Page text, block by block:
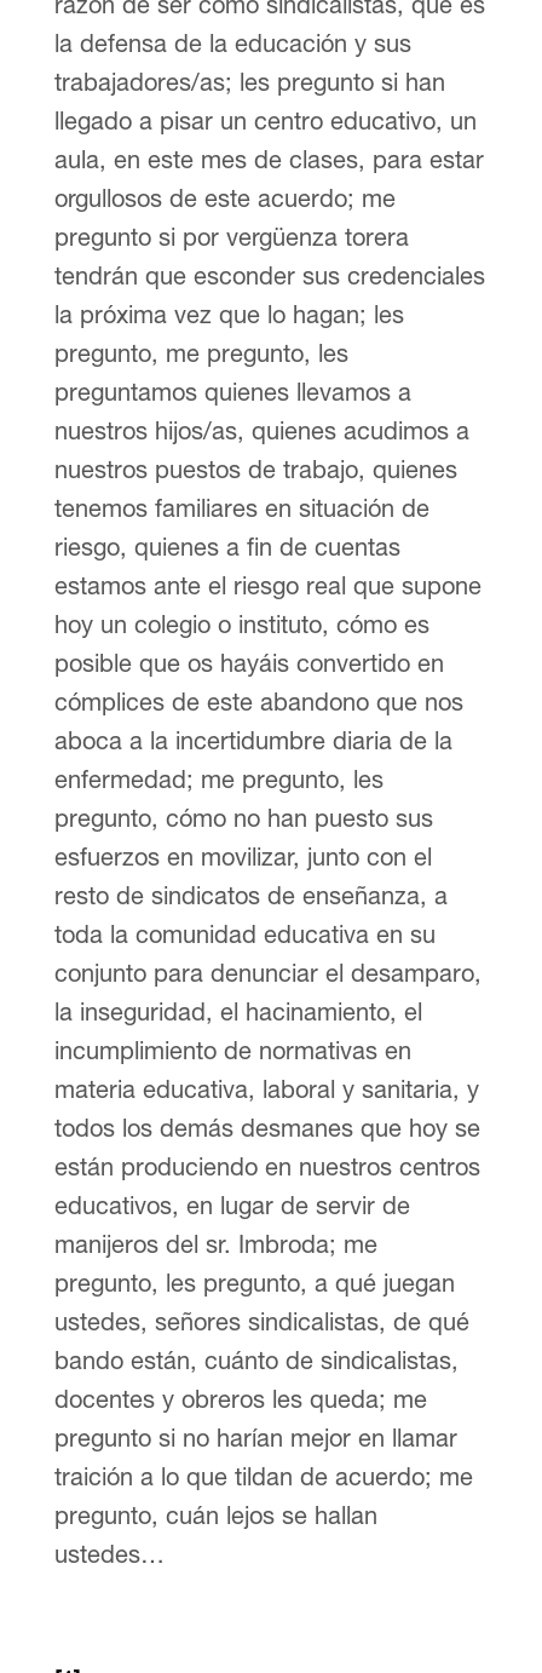
la defensa de la educación y sus
trabajadores/as; les pregunto si han
llegado a pisar un centro educativo, un
aula, en este mes de clases, para estar
orgullosos de este acuerdo; me
pregunto si por vergüenza torera
tendrán que esconder sus credenciales
la próxima vez que lo hagan; les
pregunto, me pregunto, les
preguntamos quienes llevamos a
nuestros hijos/as, quienes acudimos a
nuestros puestos de trabajo, quienes
tenemos familiares en situación de
riesgo, quienes a fin de cuentas
estamos ante el riesgo real que supone
hoy un colegio o instituto, cómo es
posible que os hayáis convertido en
cómplices de este abandono que nos
aboca a la incertidumbre diaria de la
enfermedad; me pregunto, les
pregunto, cómo no han puesto sus
esfuerzos en movilizar, junto con el
resto de sindicatos de enseñanza, a
toda la comunidad educativa en su
conjunto para denunciar el desamparo,
la inseguridad, el hacinamiento, el
incumplimiento de normativas en
materia educativa, laboral y sanitaria, y
todos los demás desmanes que hoy se
están produciendo en nuestros centros
educativos, en lugar de servir de
manijeros del sr. Imbroda; me
pregunto, les pregunto, a qué juegan
ustedes, señores sindicalistas, de qué
bando están, cuánto de sindicalistas,
docentes y obreros les queda; me
pregunto si no harían mejor en llamar
traición a lo que tildan de acuerdo; me
pregunto, cuán lejos se hallan
ustedes…